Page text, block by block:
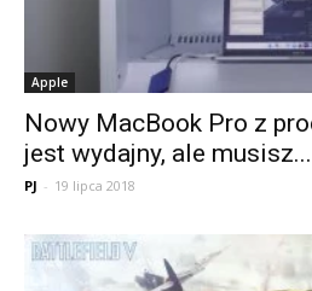
Apple
Nowy MacBook Pro z
jest wydajny, ale musisz...
PJ - 19 lipca 2018